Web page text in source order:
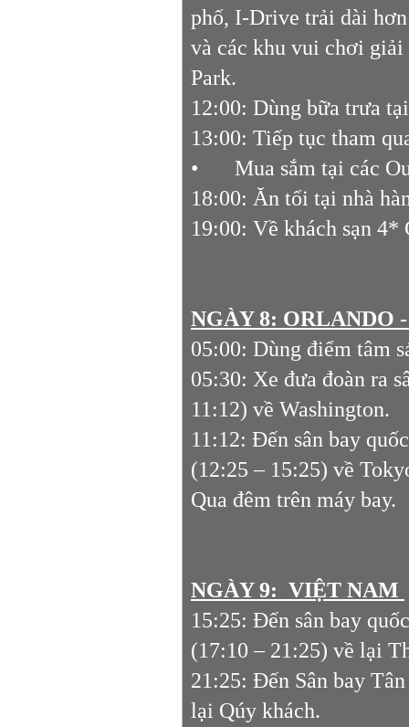
phố, I-Drive trải dài
và các khu vui chơi
Park.
12:00: Dùng bữa trưa
13:00: Tiếp tục tham
•
Mua sắm tại các
18:00: Ăn tối tại nhà
19:00: Về khách sạn
NGÀY 8: ORLANDO
05:00: Dùng điểm tâm
05:30: Xe đưa đoàn ra
11:12) về Washington.
11:12: Đến sân bay
(12:25 – 15:25) về
Qua đêm trên máy bay.
NGÀY 9: VIỆT NAM
15:25: Đến sân bay
(17:10 – 21:25) về lại
21:25: Đến Sân bay
lại Qúy khách.